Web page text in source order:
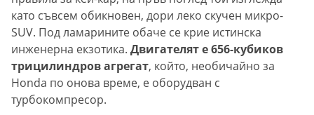
като съвсем обикновен, дори леко скучен микро-
SUV. Под ламарините обаче се крие истинска
инженерна екзотика. Двигателят е 656-кубиков
трицилиндров агрегат, който, необичайно за
Honda по онова време, е оборудван с
турбокомпресор.